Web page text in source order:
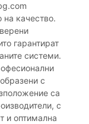
качество.
гарантират
системи.
с
са
с
и оптимална